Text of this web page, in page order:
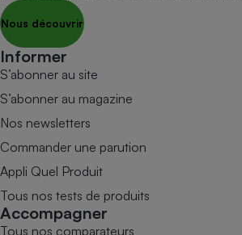
Nous découvrir
Informer
S’abonner au site
S’abonner au magazine
Nos newsletters
Commander une parution
Appli Quel Produit
Tous nos tests de produits
Accompagner
Tous nos comparateurs